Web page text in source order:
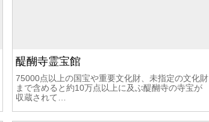
醍醐寺霊宝館
75000点以上の国宝や重要文化財、未指定の文化財
まで含めると約10万点以上に及ぶ醍醐寺の寺宝が
収蔵されて…